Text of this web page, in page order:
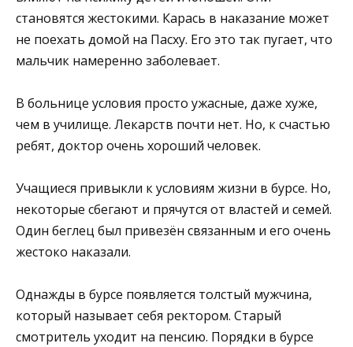
становятся жестокими. Карась в наказание может
не поехать домой на Пасху. Его это так пугает, что
мальчик намеренно заболевает.
В больнице условия просто ужасные, даже хуже,
чем в училище. Лекарств почти нет. Но, к счастью
ребят, доктор очень хороший человек.
Учащиеся привыкли к условиям жизни в бурсе. Но,
некоторые сбегают и прячутся от властей и семей.
Один беглец был привезён связанным и его очень
жестоко наказали.
Однажды в бурсе появляется толстый мужчина,
который называет себя ректором. Старый
смотритель уходит на пенсию. Порядки в бурсе